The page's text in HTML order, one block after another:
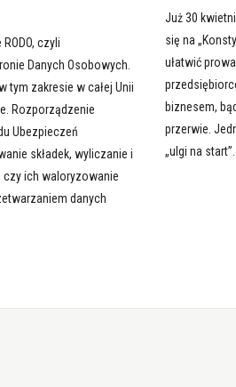
czyli
Danych Osobowych.
tym zakresie w całej Unii
Rozporządzenie
Ubezpieczeń
składek, wyliczanie i
czy ich waloryzowanie
danych
Już 30
się na
ułatwić
biznesem,
przerwie.
„ulgi na start”.